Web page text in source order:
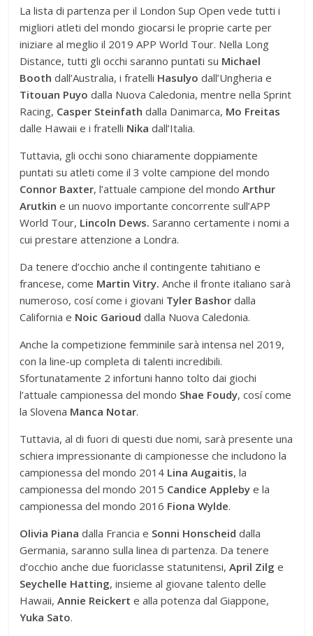
La lista di partenza per il London Sup Open vede tutti i
migliori atleti del mondo giocarsi le proprie carte per
iniziare al meglio il 2019 APP World Tour. Nella Long
Distance, tutti gli occhi saranno puntati su Michael
Booth dall’Australia, i fratelli Hasulyo dall’Ungheria e
Titouan Puyo dalla Nuova Caledonia, mentre nella Sprint
Racing, Casper Steinfath dalla Danimarca, Mo Freitas
dalle Hawaii e i fratelli Nika dall’Italia.
Tuttavia, gli occhi sono chiaramente doppiamente
puntati su atleti come il 3 volte campione del mondo
Connor Baxter, l’attuale campione del mondoArthur
Arutkin e un nuovo importante concorrente sull’APP
World Tour, Lincoln Dews.Saranno certamente i nomi a
cui prestare attenzione a Londra.
Da tenere d’occhio anche il contingente tahitiano e
francese, come Martin Vitry.Anche il fronte italiano sarà
numeroso, cosí come i giovani Tyler Bashor dalla
California e Noic Garioud dalla Nuova Caledonia.
Anche la competizione femminile sarà intensa nel 2019,
con la line-up completa di talenti incredibili.
Sfortunatamente 2 infortuni hanno tolto dai giochi
l’attuale campionessa del mondo Shae Foudy, cosí come
la Slovena Manca Notar.
Tuttavia, al di fuori di questi due nomi, sarà presente una
schiera impressionante di campionesse che includono la
campionessa del mondo 2014 Lina Augaitis, la
campionessa del mondo 2015 Candice Appleby e la
campionessa del mondo 2016 Fiona Wylde.
Olivia Piana dalla Francia e Sonni Honscheid dalla
Germania, saranno sulla linea di partenza. Da tenere
d’occhio anche due fuoriclasse statunitensi,April Zilg e
Seychelle Hatting, insieme al giovane talento delle
Hawaii,Annie Reickert e alla potenza dal Giappone,
Yuka Sato.